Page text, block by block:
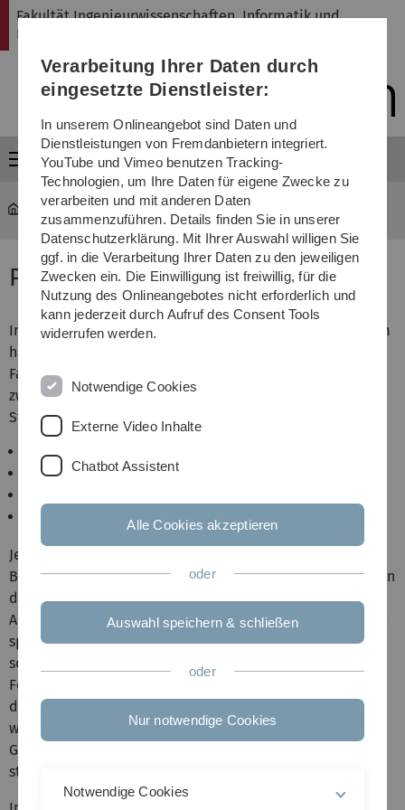
Direkt
Direkt
Direkt
(Sprache,
Drucken,
Media)
Direkt
Direkt
Fakultät Ingenieurwissenschaften, Informatik und
Psychologie
Menü
Profilfächer - M.Sc. Psychologie
Im Masterstudiengang Psychologie an der Universität Ulm
hast du die Möglichkeit, dich bereits ab dem ersten
Fachsemester individuell zu profilieren. Dafür wählst du
zwei von vier Profilfächern, die du über den gesamten
Studienverlauf belegst:
Applied Cognitive Science
Gesundheit, Gesundheitsförderung & Prävention
Psychological Data Science
Jeder Profilbereich beinhaltet Veranstaltungen in den
Bereichen Grundlagen (Inhalte aus den Grundlagenfächern
der Psychologie, die für den gewählten
Anwendungsbereich relevant sind), Vertiefung (Vertiefung
spezifischer Themen innerhalb des Anwendungsbereichs)
sowie Anwendung & Projekte (z. B. Durchführung eines
Forschungsprojekts). Im Laufe des Studiums müssen in all
diesen Bereichen Veranstaltungen absolviert werden,
wobei wir empfehlen, im ersten Fachsemester mit
Grundlagen- und/oder Vertiefungs-Veranstaltungen zu
starten.
Verarbeitung Ihrer Daten durch
eingesetzte Dienstleister:
In unserem Onlineangebot sind Daten und
Dienstleistungen von Fremdanbietern integriert.
YouTube und Vimeo benutzen Tracking-
Technologien, um Ihre Daten für eigene Zwecke zu
verarbeiten und mit anderen Daten
zusammenzuführen. Details finden Sie in unserer
Datenschutzerklärung. Mit Ihrer Auswahl willigen Sie
ggf. in die Verarbeitung Ihrer Daten zu den jeweiligen
Zwecken ein. Die Einwilligung ist freiwillig, für die
Nutzung des Onlineangebotes nicht erforderlich und
kann jederzeit durch Aufruf des Consent Tools
widerrufen werden.
Notwendige Cookies
Externe Video Inhalte
Chatbot Assistent
Alle Cookies akzeptieren
oder
Auswahl speichern & schließen
oder
Nur notwendige Cookies
Notwendige Cookies